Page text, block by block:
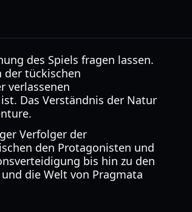
des Spiels fragen lassen.
der tückischen
verlassenen
Das Verständnis der Natur
Verfolger der
den Protagonisten und
bis hin zu den
die Welt von Pragmata